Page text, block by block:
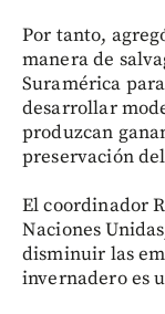
Por tanto,
manera de
Suramérica
desarrollar
produzcan
preservación
El coordinador
Naciones
disminuir las
invernadero es